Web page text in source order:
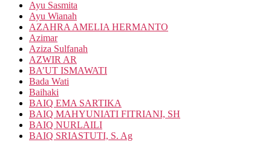
Ayu Sasmita
Ayu Wianah
AZAHRA AMELIA HERMANTO
Azimar
Aziza Sulfanah
AZWIR AR
BA’UT ISMAWATI
Bada Wati
Baihaki
BAIQ EMA SARTIKA
BAIQ MAHYUNIATI FITRIANI, SH
BAIQ NURLAILI
BAIQ SRIASTUTI, S. Ag